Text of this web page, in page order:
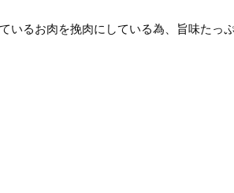
るお肉を挽肉にしている為、旨味たっ